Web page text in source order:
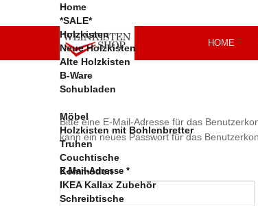
Home
*SALE*
Holzkisten
Neue Holzkisten
Alte Holzkisten
B-Ware
Schubladen
Möbel
Holzkisten mit Bohlenbretter
Truhen
Couchtische
Kommoden
IKEA Kallax Zubehör
Schreibtische
HOME
Bitte eine E-Mail-Adresse für das
kann ein neues Passwort für das
E-Mail-Adresse *